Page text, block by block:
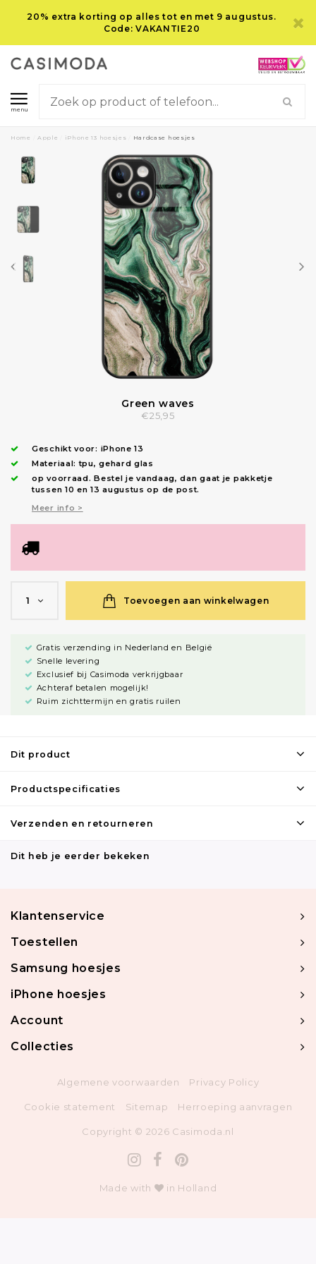
20% extra korting op alles tot en met 9 augustus.
Code: VAKANTIE20
menu
Home Apple iPhone 13 hoesjes Hardcase hoesjes
Green waves
€25,95
Geschikt voor: iPhone 13
Materiaal: tpu, gehard glas
op voorraad.Bestel je vandaag, dan gaat je pakketje
tussen 10 en 13 augustus op de post.
Meer info >
1 Toevoegen aan winkelwagen
Gratis verzending in Nederland en België
Snelle levering
Exclusief bij Casimoda verkrijgbaar
Achteraf betalen mogelijk!
Ruim zichttermijn en gratis ruilen
Dit product
Productspecificaties
Verzenden en retourneren
Dit heb je eerder bekeken
Klantenservice
Toestellen
Samsung hoesjes
iPhone hoesjes
Account
Collecties
Algemene voorwaarden Privacy Policy
Cookie statement Sitemap Herroeping aanvragen
Copyright © 2026 Casimoda.nl
Made with in Holland